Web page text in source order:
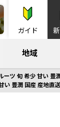
ガイド
地域
ツ 旬 希少 甘い
豊潤 国産 産地直